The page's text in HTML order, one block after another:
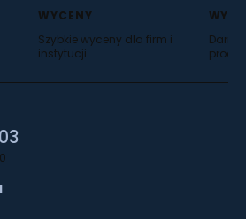
WYCENY
Szybkie wyceny dla firm i
instytucji